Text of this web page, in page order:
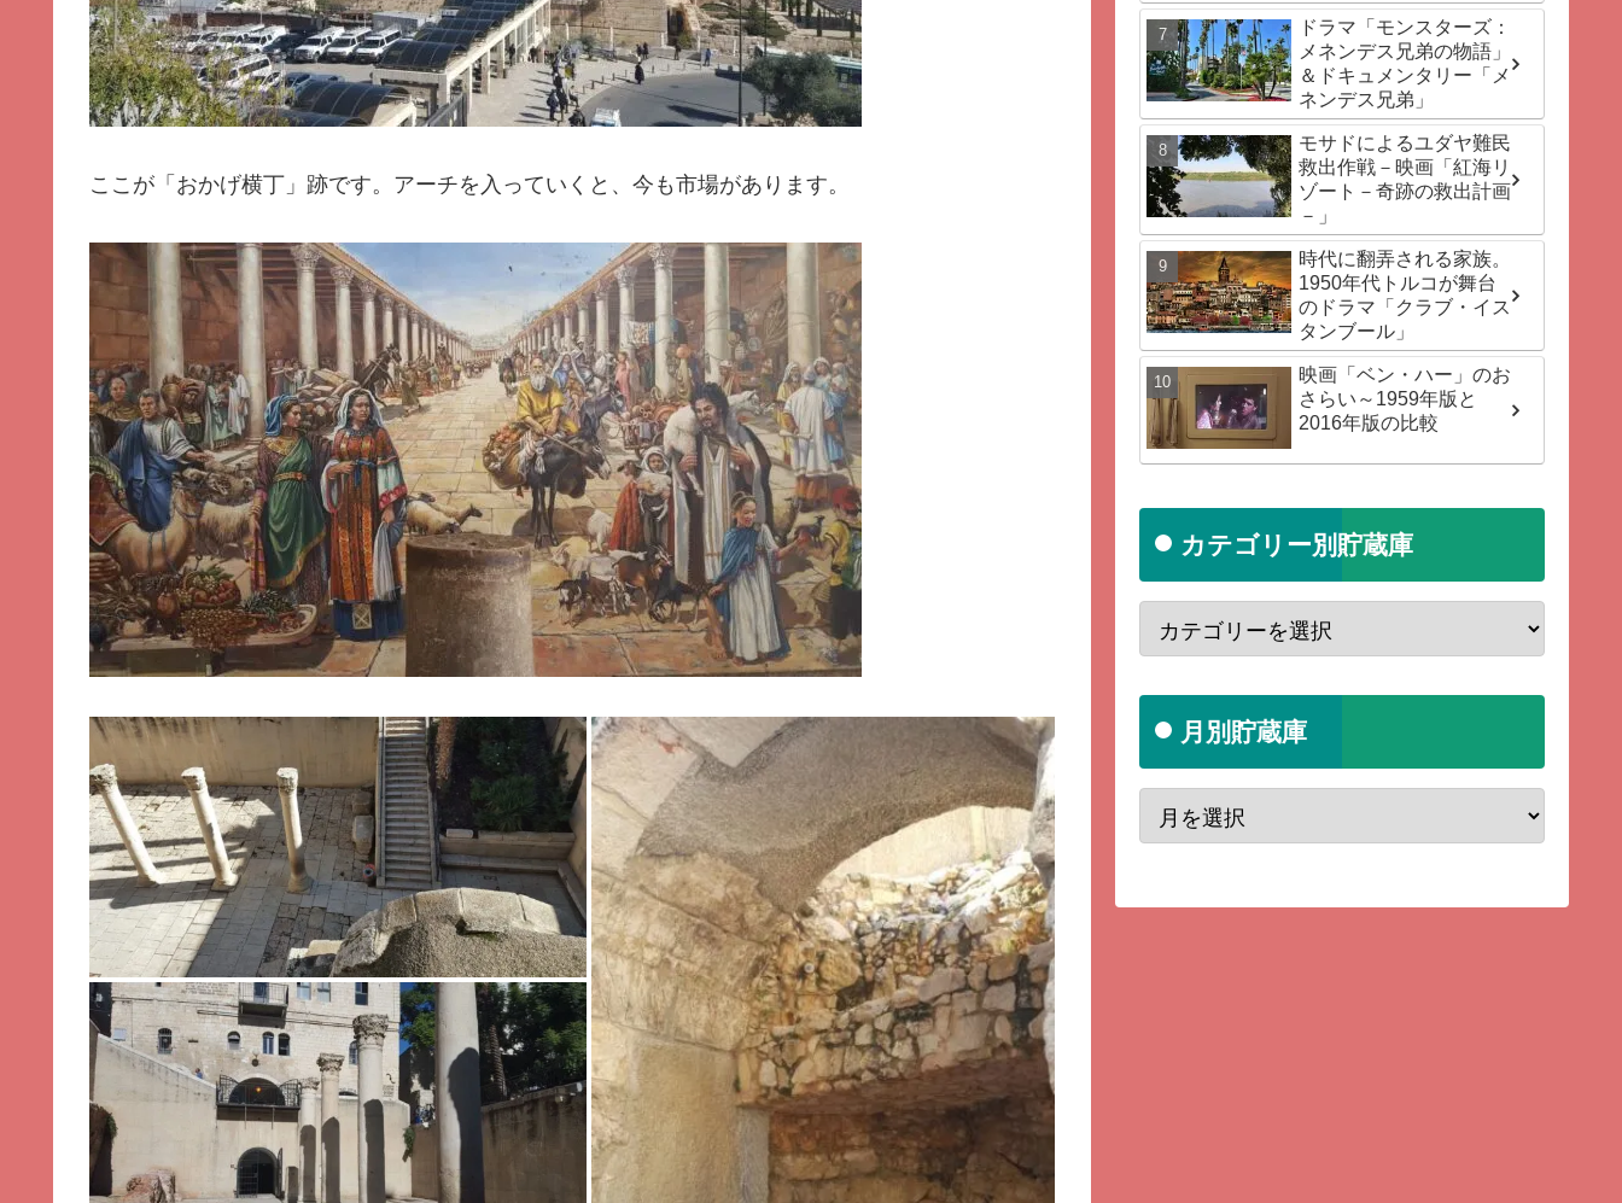
ここが「おかげ横丁」跡です。アーチを入っていくと、今も市場があります。
ドラマ「モンスターズ：
メネンデス兄弟の物語」
＆ドキュメンタリー「メ
ネンデス兄弟」
モサドによるユダヤ難民
救出作戦－映画「紅海リ
ゾート－奇跡の救出計画
－」
時代に翻弄される家族。
1950年代トルコが舞台
のドラマ「クラブ・イス
タンブール」
映画「ベン・ハー」のお
さらい～1959年版と
2016年版の比較
カテゴリー別貯蔵庫
月別貯蔵庫